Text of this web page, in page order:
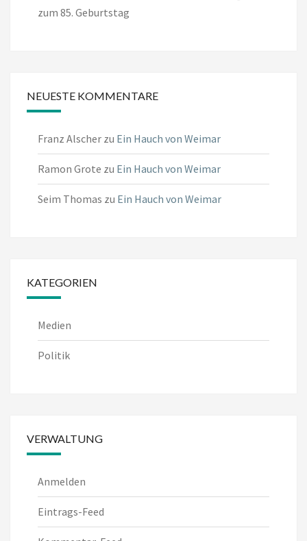
zum 85. Geburtstag
NEUESTE KOMMENTARE
Franz Alscher zu Ein Hauch von Weimar
Ramon Grote zu Ein Hauch von Weimar
Seim Thomas zu Ein Hauch von Weimar
KATEGORIEN
Medien
Politik
VERWALTUNG
Anmelden
Eintrags-Feed